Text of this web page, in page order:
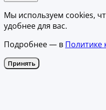
Мы используем cookies,
удобнее для вас.
Подробнее — в Политике
Принять